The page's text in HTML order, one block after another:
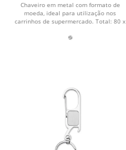
Chaveiro em metal com formato de
moeda, ideal para utilização nos
carrinhos de supermercado. Total: 80 x